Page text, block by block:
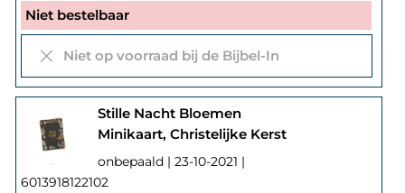
Niet bestelbaar
Niet op voorraad bij de Bijbel-In
Stille Nacht Bloemen
Minikaart, Christelijke Kerst
onbepaald | 23-10-2021 |
6013918122102